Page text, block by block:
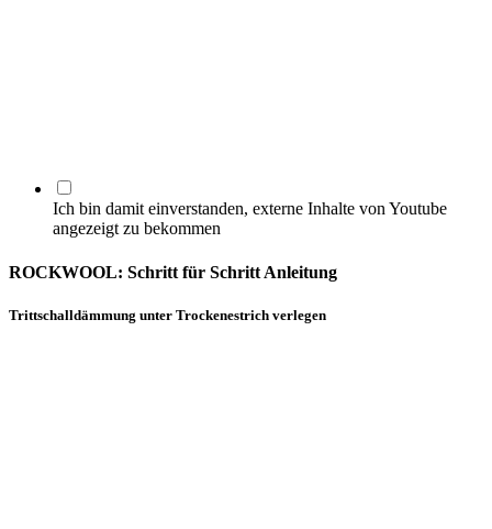
Ich bin damit einverstanden, externe Inhalte von Youtube
angezeigt zu bekommen
ROCKWOOL: Schritt für Schritt Anleitung
Trittschalldämmung unter Trockenestrich verlegen